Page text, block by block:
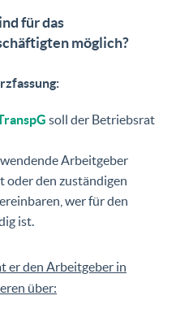
für das
möglich?
soll der Betriebsrat
Arbeitgeber
oder den zuständigen
wer für den
ist.
er den Arbeitgeber in
über: